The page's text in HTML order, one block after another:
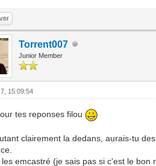
Torrent007
Junior Member
15:09:54
tes reponses filou
clairement la dedans, aurais-tu
les emcastré (je sais pas si c'est le